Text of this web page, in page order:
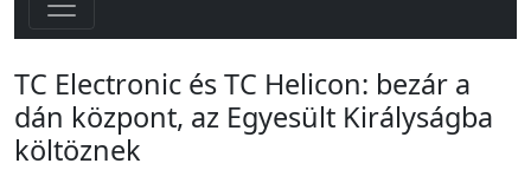
TC Electronic és TC Helicon: bezár a
dán központ, az Egyesült Királyságba
költöznek